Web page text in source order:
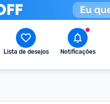
Lista de desejos Notificações